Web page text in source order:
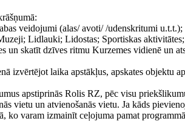
veidojumi (alas/ avoti/ /udenskritumi
Lidlauki; Lidostas; Sportiskas
un skatīt dzīves ritmu Kurzemes vidienē un
izvērtējot laika apstākļus, apskates objektu
apstiprinās Rolis RZ, pēc visu
vietu un atvienošanās vietu. Ja kāds
ko varam izmainīt ceļojuma pamat